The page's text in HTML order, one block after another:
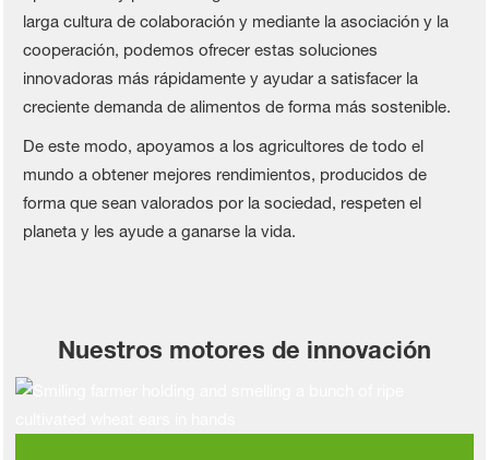
larga cultura de colaboración y mediante la asociación y la
cooperación, podemos ofrecer estas soluciones
innovadoras más rápidamente y ayudar a satisfacer la
creciente demanda de alimentos de forma más sostenible.
De este modo, apoyamos a los agricultores de todo el
mundo a obtener mejores rendimientos, producidos de
forma que sean valorados por la sociedad, respeten el
planeta y les ayude a ganarse la vida.
Nuestros motores de innovación